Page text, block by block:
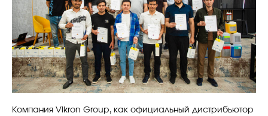
Компания Vikron Group, как официальный дистрибьютор